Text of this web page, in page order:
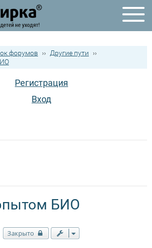
форумов ›› Другие пути
››
Регистрация
Вход
БИО
Закрыто